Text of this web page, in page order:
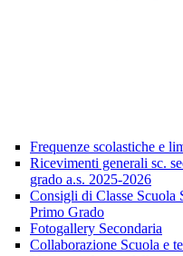
Frequenze scolastiche e
Ricevimenti generali sc.
grado a.s. 2025-2026
Consigli di Classe Scuola
Primo Grado
Fotogallery Secondaria
Collaborazione Scuola e